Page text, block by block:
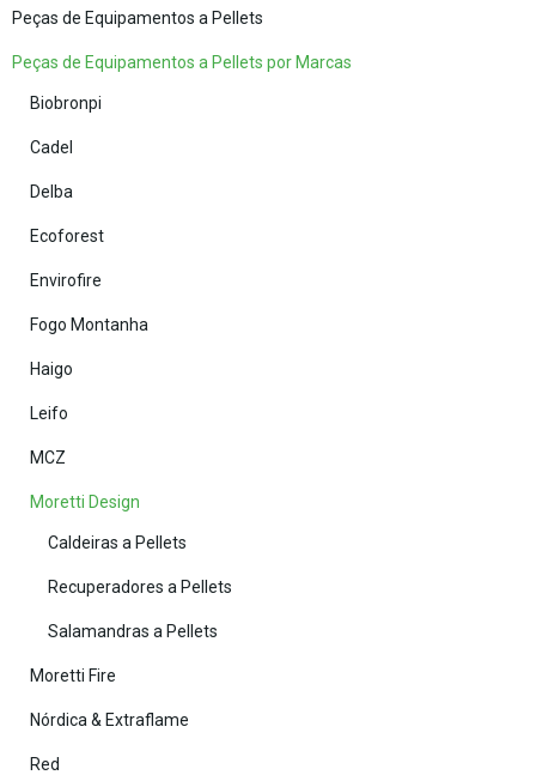
Peças de Equipamentos a Pellets
Peças de Equipamentos a Pellets por Marcas
Biobronpi
Cadel
Delba
Ecoforest
Envirofire
Fogo Montanha
Haigo
Leifo
MCZ
Moretti Design
Caldeiras a Pellets
Recuperadores a Pellets
Salamandras a Pellets
Moretti Fire
Nórdica & Extraflame
Red